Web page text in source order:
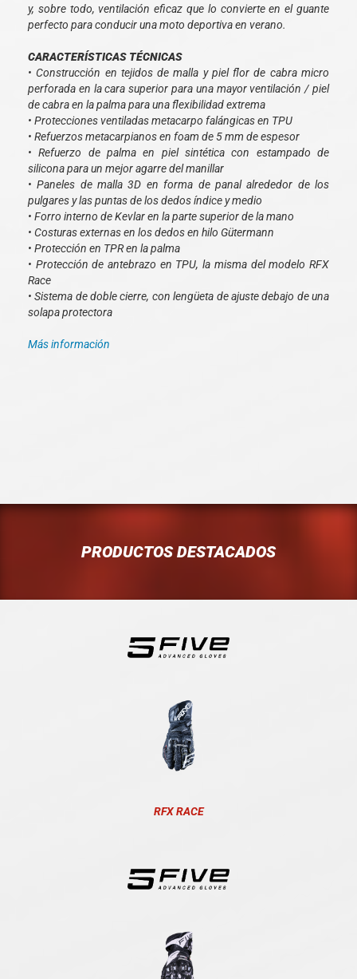
y, sobre todo, ventilación eficaz que lo convierte en el guante
perfecto para conducir una moto deportiva en verano.
CARACTERÍSTICAS TÉCNICAS
• Construcción en tejidos de malla y piel flor de cabra micro
perforada en la cara superior para una mayor ventilación / piel
de cabra en la palma para una flexibilidad extrema
• Protecciones ventiladas metacarpo falángicas en TPU
• Refuerzos metacarpianos en foam de 5 mm de espesor
• Refuerzo de palma en piel sintética con estampado de
silicona para un mejor agarre del manillar
• Paneles de malla 3D en forma de panal alrededor de los
pulgares y las puntas de los dedos índice y medio
• Forro interno de Kevlar en la parte superior de la mano
• Costuras externas en los dedos en hilo Gütermann
• Protección en TPR en la palma
• Protección de antebrazo en TPU, la misma del modelo RFX
Race
• Sistema de doble cierre, con lengüeta de ajuste debajo de una
solapa protectora
Más información
PRODUCTOS DESTACADOS
RFX RACE